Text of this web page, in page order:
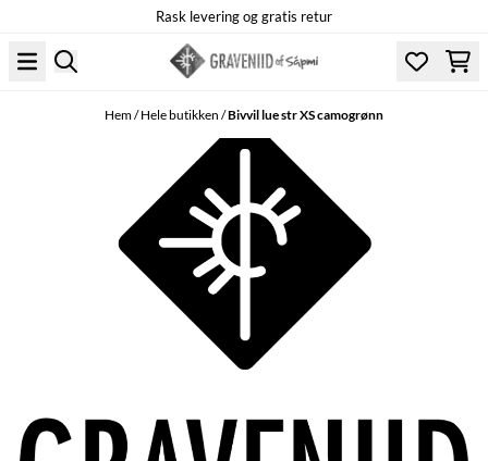
Rask levering og gratis retur
Hem/Hele butikken /Bivvil lue str XS camogrønn